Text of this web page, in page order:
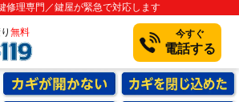
修理専門／鍵屋が緊急で対応します
無料 今すぐ
電話する